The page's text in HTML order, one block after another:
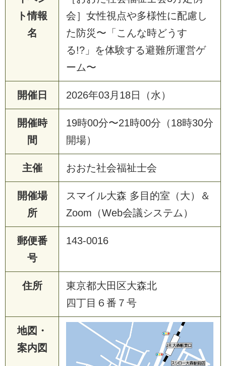
ト情報
名
会］女性視点や多様性に配慮し
た防災〜「こんな時どうす
る!?」を体験する避難所運営ゲ
ーム〜
開催日 2026年03月18日（水）
開催時
間
19時00分〜21時00分（18時30分
開場）
主催 おおた社会福祉士会
開催場
所
スマイル大森 多目的室（大）＆
Zoom（Web会議システム）
郵便番
号
143-0016
住所
東京都大田区大森北
四丁目６番７号
地図・
案内図